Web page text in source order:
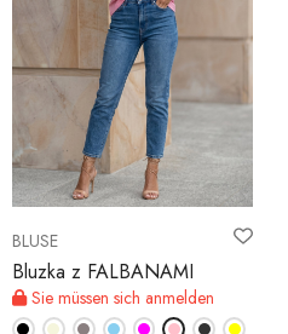
BLUSE
Bluzka z FALBANAMI
Sie müssen sich anmelden